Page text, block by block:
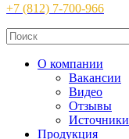
+7 (812) 7-700-966
О компании
Вакансии
Видео
Отзывы
Источники
Продукция